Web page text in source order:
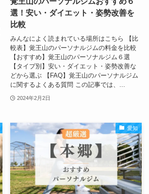
選！安い・ダイエット・姿勢改善を
比較
みんなによく読まれている場所はこちら 【比
較表】覚王山のパーソナルジムの料金を比較
【おすすめ】覚王山のパーソナルジム６選
【タイプ別】安い・ダイエット・姿勢改善な
どから選ぶ 【FAQ】覚王山のパーソナルジム
に関するよくある質問 この記事では、...
2024年2月2日
愛知